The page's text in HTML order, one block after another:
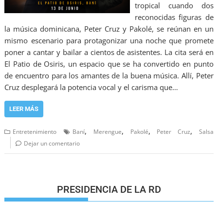
tropical cuando dos
reconocidas figuras de
la música dominicana, Peter Cruz y Pakolé, se reúnan en un
mismo escenario para protagonizar una noche que promete
poner a cantar y bailar a cientos de asistentes. La cita será en
El Patio de Osiris, un espacio que se ha convertido en punto
de encuentro para los amantes de la buena música. Allí, Peter
Cruz desplegará la potencia vocal y el carisma que…
LEER MÁS
Entretenimiento Baní, Merengue, Pakolé, Peter Cruz,
Salsa
Dejar un comentario
PRESIDENCIA DE LA RD